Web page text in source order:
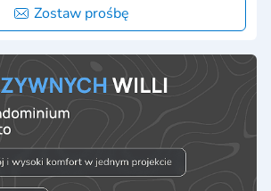
Zostaw prośbę